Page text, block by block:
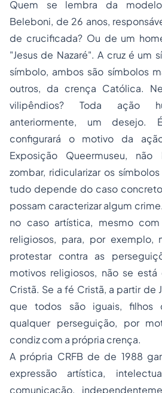
Quem se lembra da modelo
Beleboni, de 26 anos,
de crucificada? Ou de um
"Jesus de Nazaré". A cruz é um
símbolo, ambos são símbolos
outros, da crença Católica.
vilipêndios? Toda ação
anteriormente, um
configurará o motivo da
Exposição Queermuseu,
zombar, ridicularizar os
tudo depende do caso
possam caracterizar algum
no caso artística, mesmo
religiosos, para, por exemplo,
protestar contra as
motivos religiosos, não se
Cristã. Se a fé Cristã, a partir de
que todos são iguais, filhos
qualquer perseguição, por
condiz com a própria crença.
A própria CRFB de de 1988
expressão artística,
comunicação,